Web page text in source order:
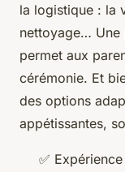
la logistique : la
nettoyage… Une
permet aux
cérémonie. Et
des options
appétissantes,
✅